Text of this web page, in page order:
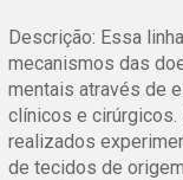
Descrição: Essa
mecanismos das
mentais através de
clínicos e
realizados
de tecidos de